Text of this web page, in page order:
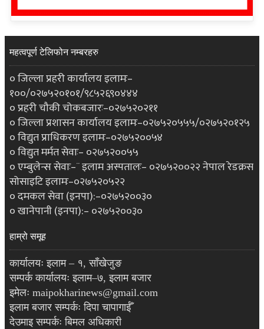
महत्वपूर्ण टेलिफोन नम्बरहरु
० जिल्ला प्रहरी कार्यालय इलामः–
१००/०२७५२०१०१/९८५२६९०४४४
० प्रहरी चौकी चोकबजारः–०२७५२०२११
० जिल्ला प्रशासन कार्यालय इलामः–०२७५२०५५५/०२७५२०१२५
० विद्युत प्राधिकरण इलामः–०२७५२००५४
० विद्युत मर्मत सेवाः– ०२७५२००५५
० एम्बुलेन्स सेवाः–¨ इलाम अस्पतालः– ०२७५२००२२ नेपाल रेडक्रस
सोसाइटि इलामः–०२७५२०५२२
० दमकल सेवा (इनपा):–०२७५२००३०
० खानेपानी (इनपा):– ०२७५२००३०
हाम्रो समूह
कार्यालयः इलाम – १, साँखेजुङ
सम्पर्क कार्यालयः इलाम–७, इलाम बजार
इमेलः maipokharinews@gmail.com
इलाम बजार सम्पर्कः दिपा चापागाईँ
देउमाइ सम्पर्कः बिमल अधिकारी